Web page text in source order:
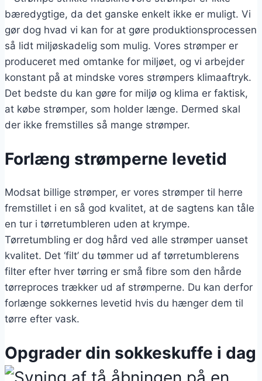
bæredygtige, da det ganske enkelt ikke er muligt. Vi
gør dog hvad vi kan for at gøre produktionsprocessen
så lidt miljøskadelig som mulig. Vores strømper er
produceret med omtanke for miljøet, og vi arbejder
konstant på at mindske vores strømpers klimaaftryk.
Det bedste du kan gøre for miljø og klima er faktisk,
at købe strømper, som holder længe. Dermed skal
der ikke fremstilles så mange strømper.
Forlæng strømperne levetid
Modsat billige strømper, er vores strømper til herre
fremstillet i en så god kvalitet, at de sagtens kan tåle
en tur i tørretumbleren uden at krympe.
Tørretumbling er dog hård ved alle strømper uanset
kvalitet. Det ‘filt’ du tømmer ud af tørretumblerens
filter efter hver tørring er små fibre som den hårde
tørreproces trækker ud af strømperne. Du kan derfor
forlænge sokkernes levetid hvis du hænger dem til
tørre efter vask.
Opgrader din sokkeskuffe i dag